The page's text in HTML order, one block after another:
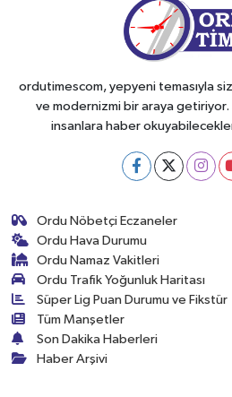
ordutimescom, yepyeni temasıyla
ve modernizmi bir araya getiriyor.
insanlara haber
Ordu Nöbetçi Eczaneler
Ordu Hava Durumu
Ordu Namaz Vakitleri
Ordu Trafik Yoğunluk Haritası
Süper Lig Puan Durumu ve Fikstür
Tüm Manşetler
Son Dakika Haberleri
Haber Arşivi